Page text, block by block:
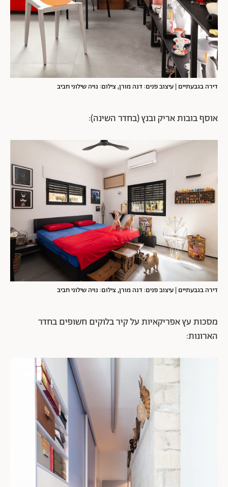
דירה בגבעתיים | עיצוב פנים: דנה מורן, צילום: נויה שילוני חביב
אוסף בובות אריק ובנץ (בחדר השינה):
דירה בגבעתיים | עיצוב פנים: דנה מורן, צילום: נויה שילוני חביב
מסכות עץ אפריקאיות על קיר בלוקים חשופים בחדר
הארונות: